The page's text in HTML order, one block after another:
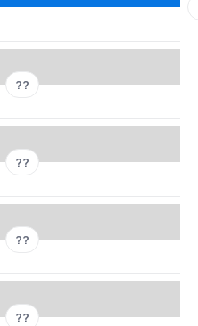
??
??
??
??